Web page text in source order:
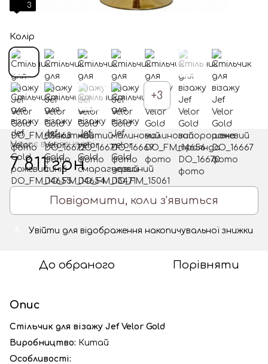
3
Колір
+3
Немає в наявності
7 811 грн
Повідомити, коли з'явиться
Увійти для відображення накопичувальної знижки
До обраного Порівняти
Опис
Стільчик для візажу Jef Velor Gold
Виробництво: Китай
Особливості: